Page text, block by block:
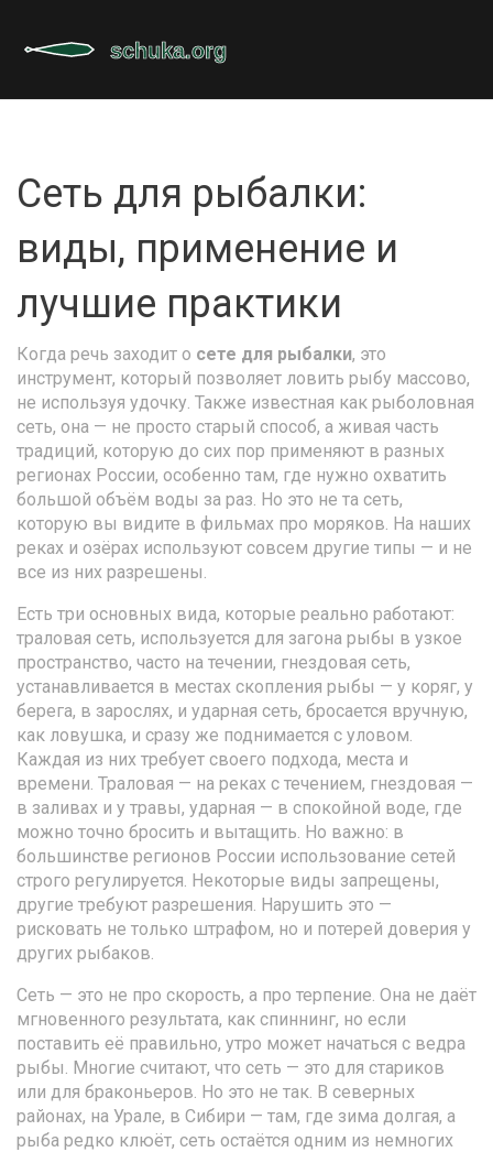
Сеть для рыбалки:
виды, применение и
лучшие практики
Когда речь заходит о сете для рыбалки, это
инструмент, который позволяет ловить рыбу массово,
не используя удочку. Также известная как рыболовная
сеть, она — не просто старый способ, а живая часть
традиций, которую до сих пор применяют в разных
регионах России, особенно там, где нужно охватить
большой объём воды за раз. Но это не та сеть,
которую вы видите в фильмах про моряков. На наших
реках и озёрах используют совсем другие типы — и не
все из них разрешены.
Есть три основных вида, которые реально работают:
траловая сеть, используется для загона рыбы в узкое
пространство, часто на течении, гнездовая сеть,
устанавливается в местах скопления рыбы — у коряг, у
берега, в зарослях, и ударная сеть, бросается вручную,
как ловушка, и сразу же поднимается с уловом.
Каждая из них требует своего подхода, места и
времени. Траловая — на реках с течением, гнездовая —
в заливах и у травы, ударная — в спокойной воде, где
можно точно бросить и вытащить. Но важно: в
большинстве регионов России использование сетей
строго регулируется. Некоторые виды запрещены,
другие требуют разрешения. Нарушить это —
рисковать не только штрафом, но и потерей доверия у
других рыбаков.
Сеть — это не про скорость, а про терпение. Она не даёт
мгновенного результата, как спиннинг, но если
поставить её правильно, утро может начаться с ведра
рыбы. Многие считают, что сеть — это для стариков
или для браконьеров. Но это не так. В северных
районах, на Урале, в Сибири — там, где зима долгая, а
рыба редко клюёт, сеть остаётся одним из немногих